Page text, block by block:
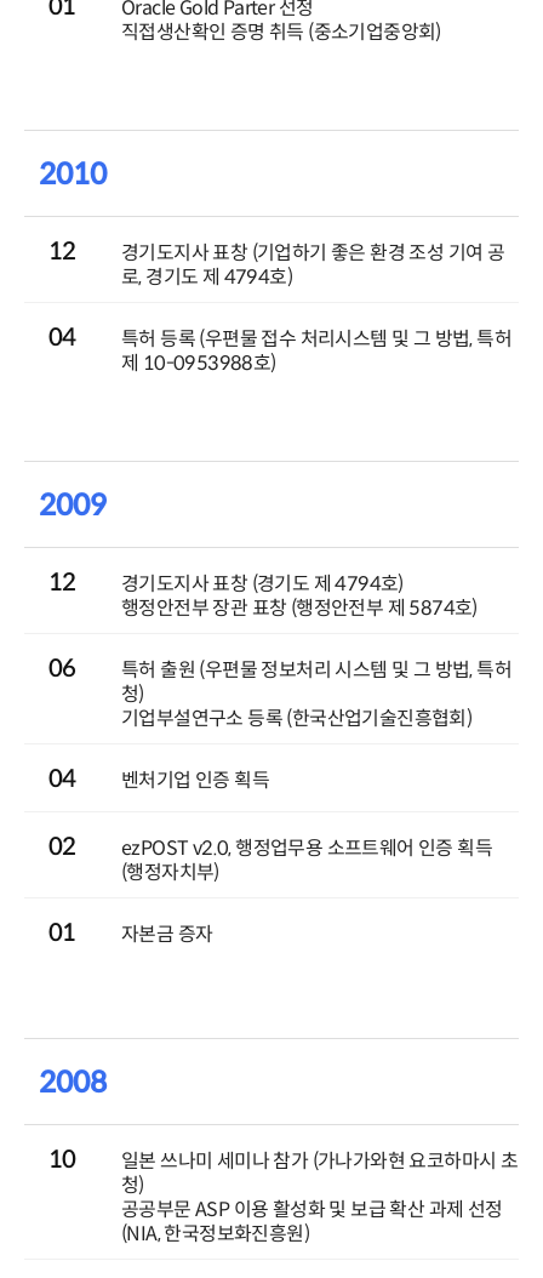
01
Oracle Gold Parter 선정
직접생산확인 증명 취득 (중소기업중앙회)
2010
12
경기도지사 표창 (기업하기 좋은 환경 조성 기여 공
로, 경기도 제 4794호)
04
특허 등록 (우편물 접수 처리시스템 및 그 방법, 특허
제 10-0953988호)
2009
12
경기도지사 표창 (경기도 제 4794호)
행정안전부 장관 표창 (행정안전부 제 5874호)
06
특허 출원 (우편물 정보처리 시스템 및 그 방법, 특허
청)
기업부설연구소 등록 (한국산업기술진흥협회)
04 벤처기업 인증 획득
02
ezPOST v2.0, 행정업무용 소프트웨어 인증 획득
(행정자치부)
01 자본금 증자
2008
10
일본 쓰나미 세미나 참가 (가나가와현 요코하마시 초
청)
공공부문 ASP 이용 활성화 및 보급 확산 과제 선정
(NIA, 한국정보화진흥원)